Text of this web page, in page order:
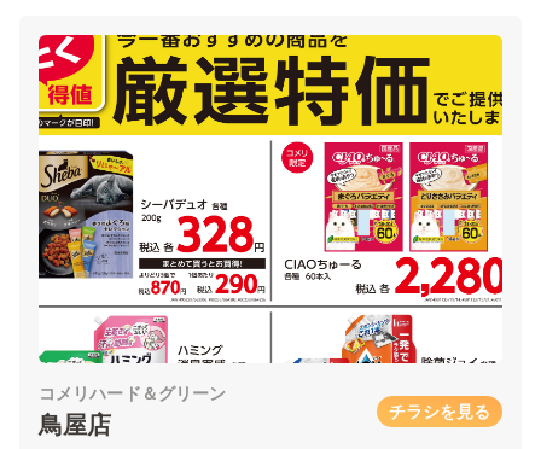
コメリハード＆グリーン
鳥屋店 チラシを見る